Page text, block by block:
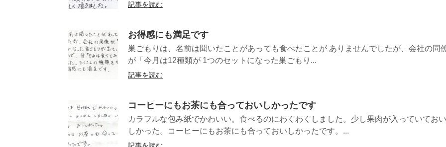
記事を読む
お得感にも満足です
巣ごもりは、名前は聞いたことがあっても食べたことが ありませんでしたが、会社の同
が「今月は12種類が 1つのセットになった巣ごもり...
記事を読む
コーヒーにもお茶にも合っておいしかったです
カラフルな包み紙でかわいい。食べるのにわくわくしました。少し果肉が入っていておい
しかった。コーヒーにもお茶にも合っておいしかったです。...